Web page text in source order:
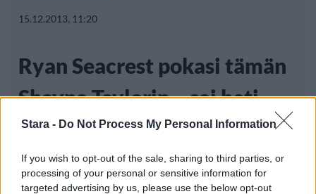
Stara - Do Not Process My Personal Information
If you wish to opt-out of the sale, sharing to third parties, or
processing of your personal or sensitive information for
targeted advertising by us, please use the below opt-out
15.12.2013, 11:20
Ryan Seacrest pokasi tämän
Shayna Taylorin – sai heti
mallisopimuksen!
Yhdysvaltalainen juontajakomistus Ryan